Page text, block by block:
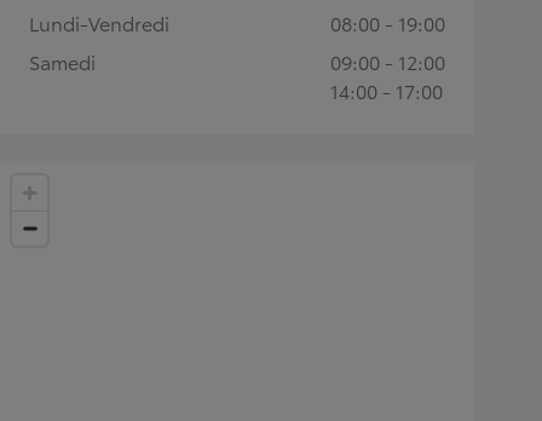
Lundi-Vendredi
08:00 - 19:00
Samedi
09:00 - 12:00
14:00 - 17:00